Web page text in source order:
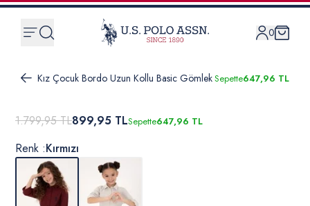
0
Kız Çocuk Bordo Uzun Kollu Basic GömlekSepette647,96 TL
1.799,95 TL899,95 TLSepette647,96 TL
Renk :Kırmızı